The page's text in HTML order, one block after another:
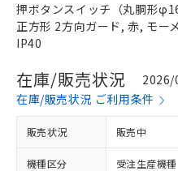
押ボタンスイッチ（丸胴形
正方形 2方向ガード, 赤, モー
IP40
在庫/販売状況
2026/
在庫/販売状況 ご利用条件
販売状況 販売中
機種区分 受注生産機種